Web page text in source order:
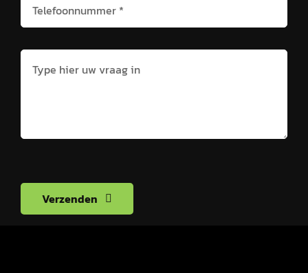
Verzenden